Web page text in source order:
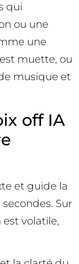
qui
ou une
une
muette, ou
musique et
off IA
et guide la
Sur
volatile,